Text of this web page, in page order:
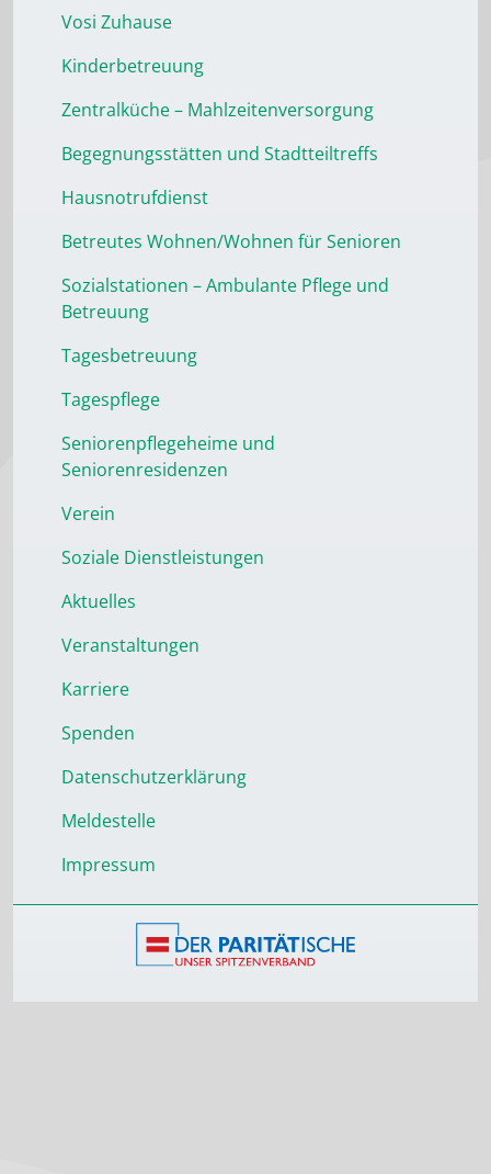
Vosi Zuhause
Kinderbetreuung
Zentralküche – Mahlzeitenversorgung
Begegnungsstätten und Stadtteiltreffs
Hausnotrufdienst
Betreutes Wohnen/Wohnen für Senioren
Sozialstationen – Ambulante Pflege und
Betreuung
Tagesbetreuung
Tagespflege
Seniorenpflegeheime und
Seniorenresidenzen
Verein
Soziale Dienstleistungen
Aktuelles
Veranstaltungen
Karriere
Spenden
Datenschutzerklärung
Meldestelle
Impressum